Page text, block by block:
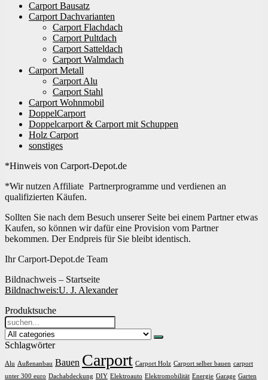
Carport Bausatz
Carport Dachvarianten
Carport Flachdach
Carport Pultdach
Carport Satteldach
Carport Walmdach
Carport Metall
Carport Alu
Carport Stahl
Carport Wohnmobil
DoppelCarport
Doppelcarport & Carport mit Schuppen
Holz Carport
sonstiges
*Hinweis von Carport-Depot.de
*Wir nutzen Affiliate Partnerprogramme und verdienen an
qualifizierten Käufen.
Sollten Sie nach dem Besuch unserer Seite bei einem Partner etwas
Kaufen, so können wir dafür eine Provision vom Partner
bekommen. Der Endpreis für Sie bleibt identisch.
Ihr Carport-Depot.de Team
Bildnachweis – Startseite
Bildnachweis:U. J. Alexander
Produktsuche
Search
for:
Schlagwörter
Alu Außenanbau Bauen Carport Carport Holz Carport selber bauen carport
unter 300 euro Dachabdeckung DIY Elektroauto Elektromobilität Energie Garage Garten